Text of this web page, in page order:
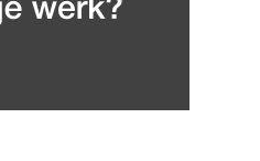
Data en